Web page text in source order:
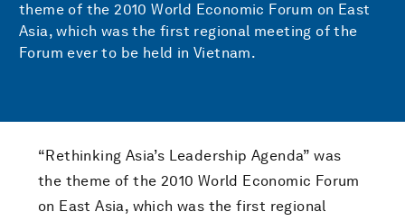
theme of the 2010 World Economic Forum on East
Asia, which was the first regional meeting of the
Forum ever to be held in Vietnam.
“Rethinking Asia’s Leadership Agenda” was
the theme of the 2010 World Economic Forum
on East Asia, which was the first regional